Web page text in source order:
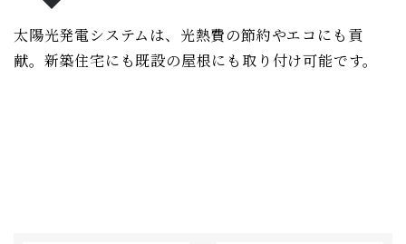
太陽光発電システムは、光熱費の節約やエコにも貢
献。新築住宅にも既設の屋根にも取り付け可能です。